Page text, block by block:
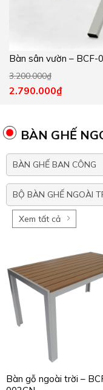
Bàn sân vườn – BCF-
3.200.000₫
2.790.000₫
BÀN GHẾ
BÀN GHẾ BAN CÔNG
BỘ BÀN GHẾ NGOÀI
Xem tất cả
Bàn gỗ ngoài trời –